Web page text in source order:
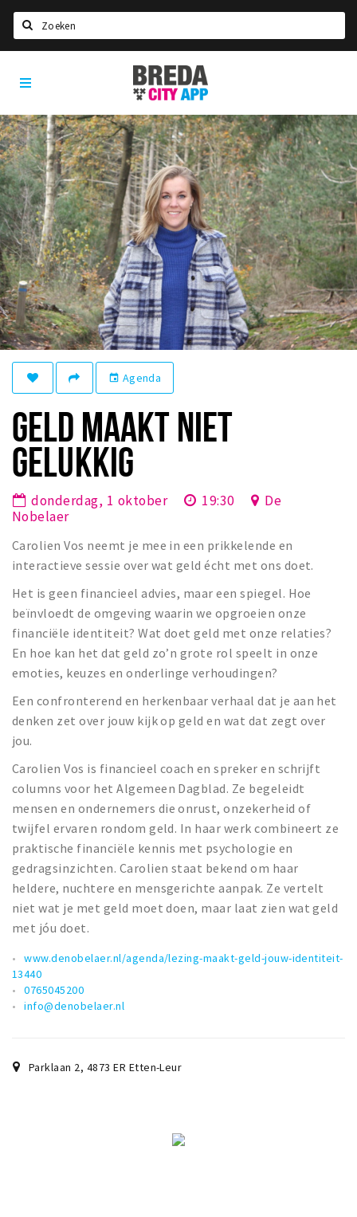
Home
Agenda
Deals
Party pics
Nieuws, interviews & blogs
Eten
Drinken
Slapen
Recreatief
Winkels
Winkelgebieden
Bezienswaardigheden
Musea, theaters & podia
Uitjes & activiteiten
Toeristische routes
Natuurgebieden
Baroniepoorten
Sport
Privacy
Inloggen
Breda
City
App
event Agenda
GELD MAAKT NIET
GELUKKIG
donderdag, 1 oktober 19:30
De
Nobelaer
Carolien Vos neemt je mee in een prikkelende en
interactieve sessie over wat geld écht met ons doet.
Het is geen financieel advies, maar een spiegel. Hoe
beïnvloedt de omgeving waarin we opgroeien onze
financiële identiteit? Wat doet geld met onze relaties?
En hoe kan het dat geld zo’n grote rol speelt in onze
emoties, keuzes en onderlinge verhoudingen?
Een confronterend en herkenbaar verhaal dat je aan het
denken zet over jouw kijk op geld en wat dat zegt over
jou.
Carolien Vos is financieel coach en spreker en schrijft
columns voor het Algemeen Dagblad. Ze begeleidt
mensen en ondernemers die onrust, onzekerheid of
twijfel ervaren rondom geld. In haar werk combineert ze
praktische financiële kennis met psychologie en
gedragsinzichten. Carolien staat bekend om haar
heldere, nuchtere en mensgerichte aanpak. Ze vertelt
niet wat je met geld moet doen, maar laat zien wat geld
met jóu doet.
www.denobelaer.nl/agenda/lezing-maakt-geld-jouw-identiteit-
13440
0765045200
info@denobelaer.nl
Parklaan 2, 4873 ER Etten-Leur